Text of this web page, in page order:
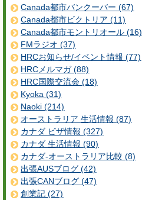
Canada都市バンクーバー (67)
Canada都市ビクトリア (11)
Canada都市モントリオール (16)
FMラジオ (37)
HRCお知らせ/イベント情報 (77)
HRCメルマガ (88)
HRC国際交流会 (18)
Kyoka (31)
Naoki (214)
オーストラリア 生活情報 (87)
カナダ ビザ情報 (327)
カナダ 生活情報 (90)
カナダ-オーストラリア比較 (8)
出張AUSブログ (42)
出張CANブログ (47)
創業記 (27)